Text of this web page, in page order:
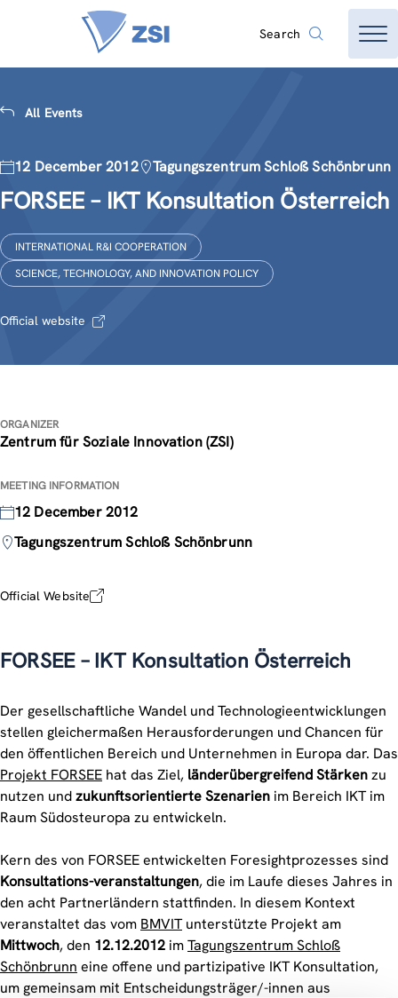
Search
All Events
12 December 2012 Tagungszentrum Schloß Schönbrunn
FORSEE – IKT Konsultation Österreich
INTERNATIONAL R&I COOPERATION
SCIENCE, TECHNOLOGY, AND INNOVATION POLICY
Official website
ORGANIZER
Zentrum für Soziale Innovation (ZSI)
MEETING INFORMATION
12 December 2012
Tagungszentrum Schloß Schönbrunn
Official Website
FORSEE – IKT Konsultation Österreich
Der gesellschaftliche Wandel und Technologieentwicklungen
stellen gleichermaßen Herausforderungen und Chancen für
den öffentlichen Bereich und Unternehmen in Europa dar. Das
Projekt FORSEE hat das Ziel, länderübergreifend Stärkenzu
nutzen undzukunftsorientierte Szenarien im Bereich IKT im
Raum Südosteuropa zu entwickeln.
Kern des von FORSEE entwickelten Foresightprozesses sind
Konsultations-veranstaltungen, die im Laufe dieses Jahres in
den acht Partnerländern stattfinden. In diesem Kontext
veranstaltet das vom BMVITunterstützte Projekt am
Mittwoch, den 12.12.2012 imTagungszentrum Schloß
Schönbrunn eine offene und partizipative IKT Konsultation,
um gemeinsam mit Entscheidungsträger/-innen aus